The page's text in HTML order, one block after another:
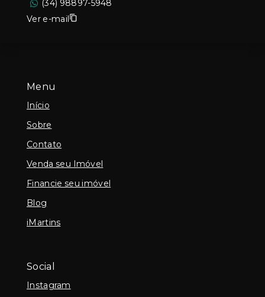
Menu
Início
Sobre
Contato
Venda seu Imóvel
Financie seu imóvel
Blog
iMartins
Social
Instagram
(34) 98897-5948
Ver e-mail